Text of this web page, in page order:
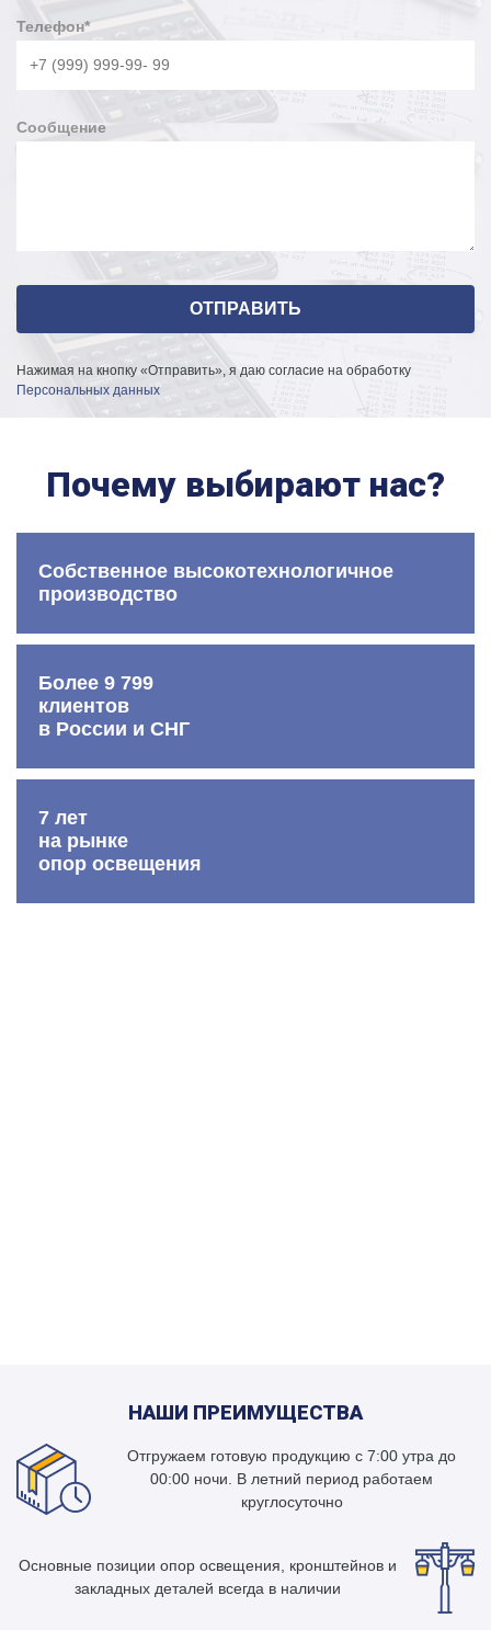
Телефон*
Сообщение
Нажимая на кнопку «Отправить», я даю согласие на обработку
Персональных данных
Почему выбирают нас?
Собственное высокотехнологичное
производство
Более 9 799
клиентов
в России и СНГ
7 лет
на рынке
опор освещения
НАШИ ПРЕИМУЩЕСТВА
Отгружаем готовую продукцию с 7:00 утра до
00:00 ночи. В летний период работаем
круглосуточно
Основные позиции опор освещения, кронштейнов и
закладных деталей всегда в наличии